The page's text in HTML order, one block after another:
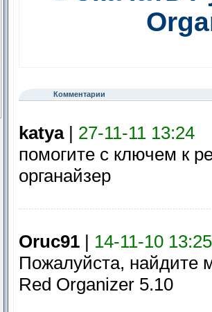
Комментарии
katya| 27-11-11 13:24
помогите с ключем к
органайзер
Oruc91| 14-11-10 13:25
Пожалуйста, найдите
Red Organizer 5.10